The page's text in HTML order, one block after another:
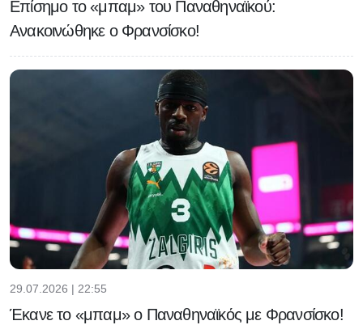
Επίσημο το «μπαμ» του Παναθηναϊκού:
Ανακοινώθηκε ο Φρανσίσκο!
29.07.2026 | 22:55
Έκανε το «μπαμ» ο Παναθηναϊκός με Φρανσίσκο!